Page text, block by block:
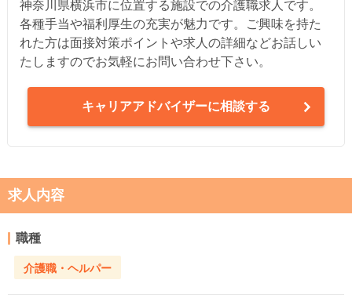
神奈川県横浜市に位置する施設での介護職求人です。
各種手当や福利厚生の充実が魅力です。ご興味を持た
れた方は面接対策ポイントや求人の詳細などお話しい
たしますのでお気軽にお問い合わせ下さい。
キャリアアドバイザーに相談する
求人内容
職種
介護職・ヘルパー